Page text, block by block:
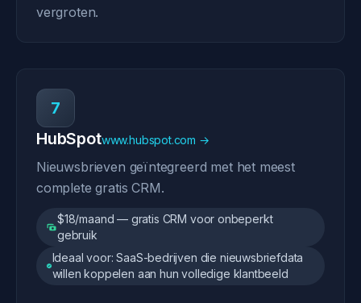
vergroten.
7
HubSpotwww.hubspot.com →
Nieuwsbrieven geïntegreerd met het meest
complete gratis CRM.
$18/maand — gratis CRM voor onbeperkt
gebruik
Ideaal voor: SaaS-bedrijven die nieuwsbriefdata
willen koppelen aan hun volledige klantbeeld